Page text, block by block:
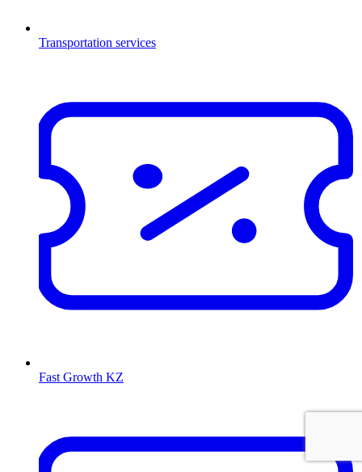
Transportation services
Fast Growth KZ